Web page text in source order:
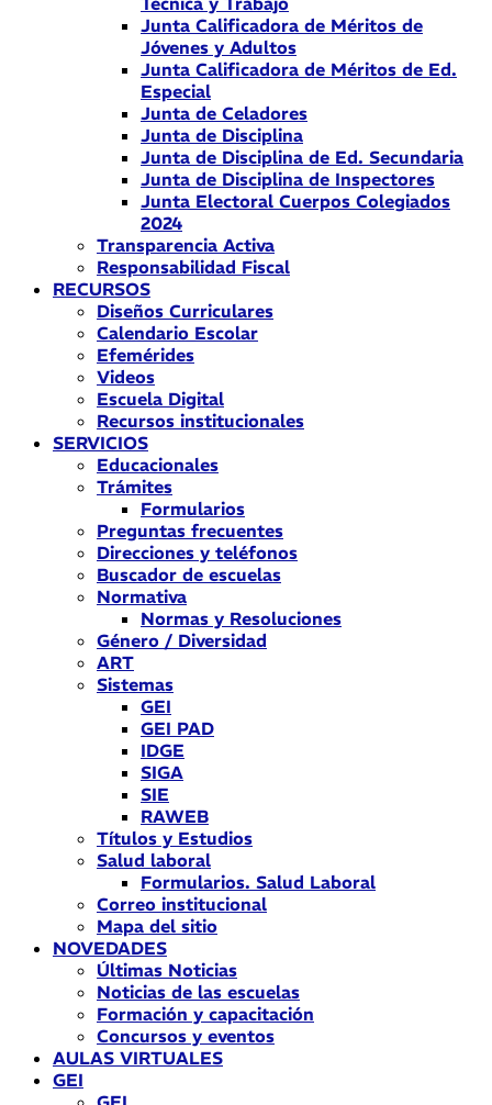
Junta Calificadora de Méritos de
Jóvenes y Adultos
Junta Calificadora de Méritos de Ed.
Especial
Junta de Celadores
Junta de Disciplina
Junta de Disciplina de Ed. Secundaria
Junta de Disciplina de Inspectores
Junta Electoral Cuerpos Colegiados
2024
Transparencia Activa
Responsabilidad Fiscal
RECURSOS
Diseños Curriculares
Calendario Escolar
Efemérides
Videos
Escuela Digital
Recursos institucionales
SERVICIOS
Educacionales
Trámites
Formularios
Preguntas frecuentes
Direcciones y teléfonos
Buscador de escuelas
Normativa
Normas y Resoluciones
Género / Diversidad
ART
Sistemas
GEI
GEI PAD
IDGE
SIGA
SIE
RAWEB
Títulos y Estudios
Salud laboral
Formularios. Salud Laboral
Correo institucional
Mapa del sitio
NOVEDADES
Últimas Noticias
Noticias de las escuelas
Formación y capacitación
Concursos y eventos
AULAS VIRTUALES
GEI